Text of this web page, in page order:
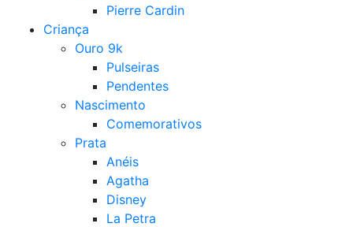
Pierre Cardin
Criança
Ouro 9k
Pulseiras
Pendentes
Nascimento
Comemorativos
Prata
Anéis
Agatha
Disney
La Petra